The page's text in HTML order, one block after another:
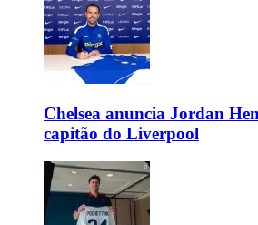
Chelsea anuncia Jordan
capitão do Liverpool